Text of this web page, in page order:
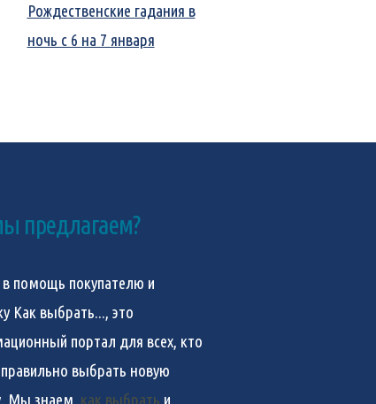
Рождественские гадания в
ночь с 6 на 7 января
предлагаем?
помощь покупателю и
Как выбрать..., это
портал для всех, кто
выбрать новую